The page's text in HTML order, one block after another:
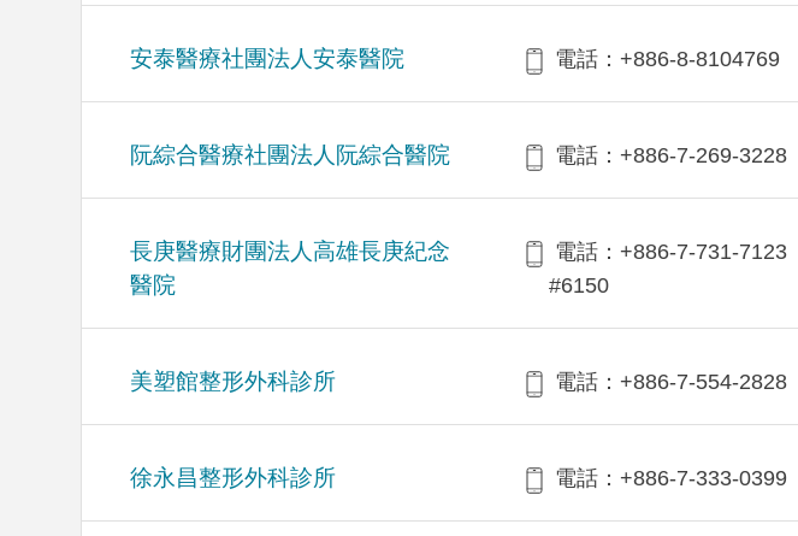
安泰醫療社團法人安泰醫院 電話：+886-8-8104769
阮綜合醫療社團法人阮綜合醫院 電話：+886-7-269-3228
長庚醫療財團法人高雄長庚紀念
醫院
電話：+886-7-731-7123
#6150
美塑館整形外科診所 電話：+886-7-554-2828
徐永昌整形外科診所 電話：+886-7-333-0399